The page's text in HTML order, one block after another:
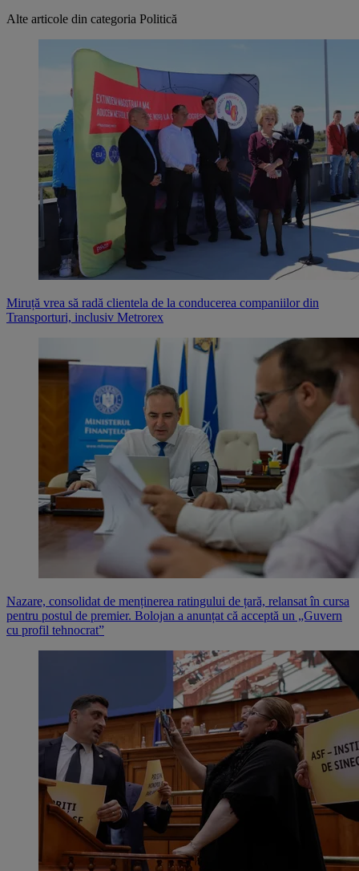
Alte articole din categoria Politică
Miruță vrea să radă clientela de la conducerea companiilor din
Transporturi, inclusiv Metrorex
Nazare, consolidat de menținerea ratingului de țară, relansat în cursa
pentru postul de premier. Bolojan a anunțat că acceptă un „Guvern
cu profil tehnocrat”